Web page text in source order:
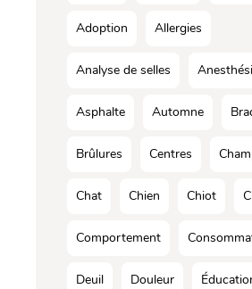
Adoption Allergies
Analyse de selles
Asphalte Automne
Brûlures Centres
Chat Chien Chiot
Comportement
Deuil Douleur